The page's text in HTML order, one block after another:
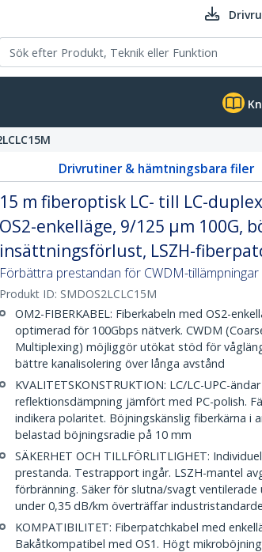
Drivrutiner & hämtningsbara filer
15 m fiberoptisk LC- till LC-
OS2-enkelläge, 9/125 µm 100G,
insättningsförlust, LSZH-
Förbättra prestandan för CWDM-
Produkt ID: SMDOS2LCLC15M
OM2-FIBERKABEL: Fiberkabeln med OS2-
optimerad för 100Gbps nätverk. CWDM
Multiplexing) möjliggör utökat stöd för
bättre kanalisolering över långa avstånd
KVALITETSKONSTRUKTION: LC/LC-UPC-
reflektionsdämpning jämfört med PC-polish.
indikera polaritet. Böjningskänslig fiberkärna i
belastad böjningsradie på 10 mm
SÄKERHET OCH TILLFÖRLITLIGHET:
prestanda. Testrapport ingår. LSZH-mantel
förbränning. Säker för slutna/svagt
under 0,35 dB/km överträffar
KOMPATIBILITET: Fiberpatchkabel med
Bakåtkompatibel med OS1. Högt